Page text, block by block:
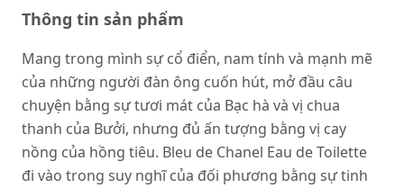
Thông tin sản phẩm
Mang trong mình sự cổ điển, nam tính và mạnh mẽ
của những người đàn ông cuốn hút, mở đầu câu
chuyện bằng sự tươi mát của Bạc hà và vị chua
thanh của Bưởi, nhưng đủ ấn tượng bằng vị cay
nồng của hồng tiêu. Bleu de Chanel Eau de Toilette
đi vào trong suy nghĩ của đối phương bằng sự tinh